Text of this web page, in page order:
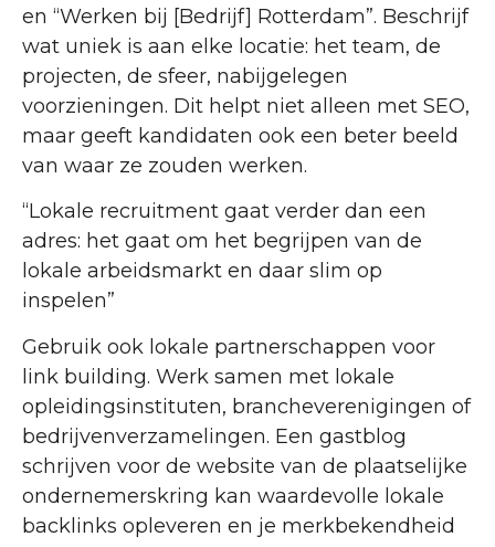
en “Werken bij [Bedrijf] Rotterdam”. Beschrijf
wat uniek is aan elke locatie: het team, de
projecten, de sfeer, nabijgelegen
voorzieningen. Dit helpt niet alleen met SEO,
maar geeft kandidaten ook een beter beeld
van waar ze zouden werken.
“Lokale recruitment gaat verder dan een
adres: het gaat om het begrijpen van de
lokale arbeidsmarkt en daar slim op
inspelen”
Gebruik ook lokale partnerschappen voor
link building. Werk samen met lokale
opleidingsinstituten, brancheverenigingen of
bedrijvenverzamelingen. Een gastblog
schrijven voor de website van de plaatselijke
ondernemerskring kan waardevolle lokale
backlinks opleveren en je merkbekendheid